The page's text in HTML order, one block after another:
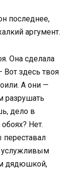
последнее,
аргумент.
Она сделала
Вот здесь твоя
А они —
разрушать
дело в
Нет.
услужливым
дядюшкой,